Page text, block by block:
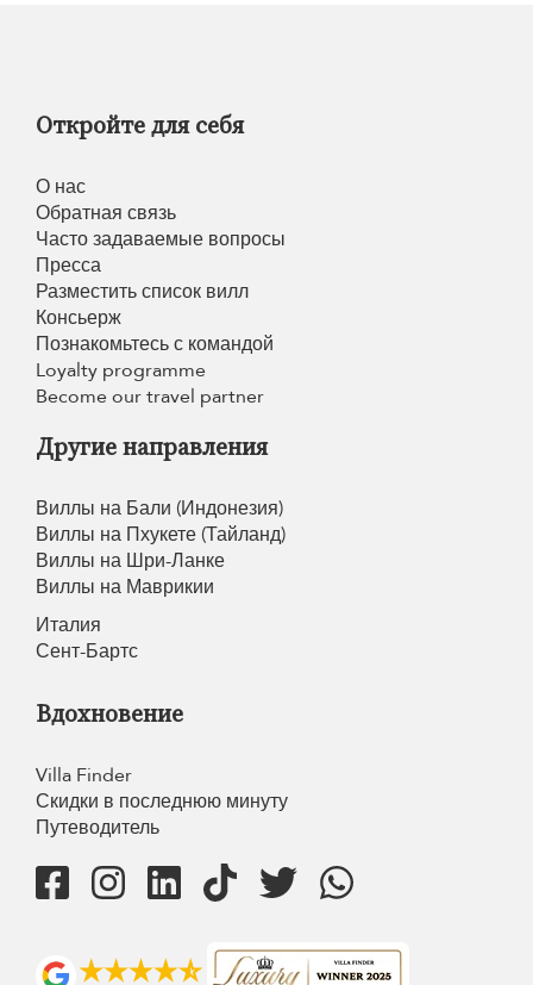
Откройте для себя
О нас
Обратная связь
Часто задаваемые вопросы
Пресса
Разместить список вилл
Консьерж
Познакомьтесь с командой
Loyalty programme
Become our travel partner
Другие направления
Виллы на Бали (Индонезия)
Виллы на Пхукете (Тайланд)
Виллы на Шри-Ланке
Виллы на Маврикии
Италия
Сент-Бартс
Вдохновение
Villa Finder
Скидки в последнюю минуту
Путеводитель